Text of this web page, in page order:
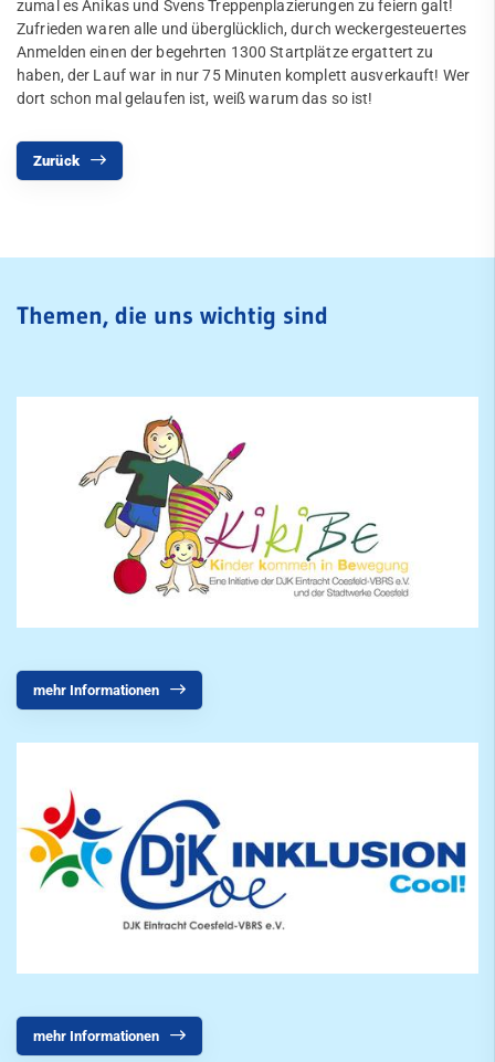
zumal es Anikas und Svens Treppenplazierungen zu feiern galt!
Zufrieden waren alle und überglücklich, durch weckergesteuertes
Anmelden einen der begehrten 1300 Startplätze ergattert zu
haben, der Lauf war in nur 75 Minuten komplett ausverkauft! Wer
dort schon mal gelaufen ist, weiß warum das so ist!
Zurück
Themen, die uns wichtig sind
mehr Informationen
mehr Informationen